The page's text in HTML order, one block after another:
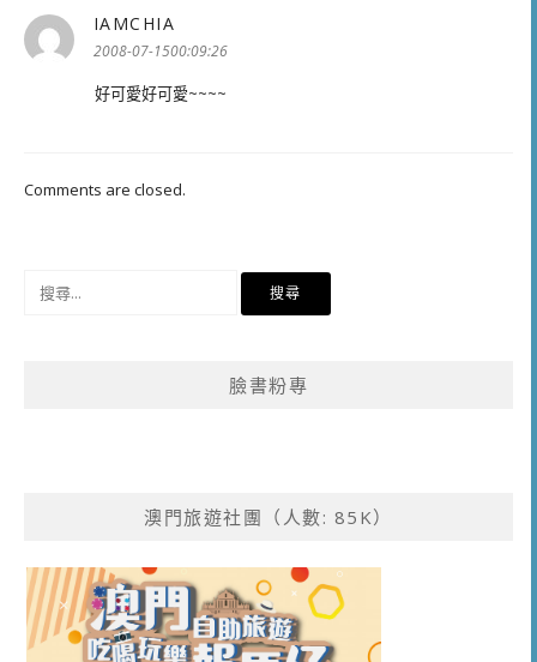
IAMCHIA
示:
2008-07-1500:09:26
好可愛好可愛~~~~
Comments are closed.
臉書粉專
澳門旅遊社團（人數: 85K）